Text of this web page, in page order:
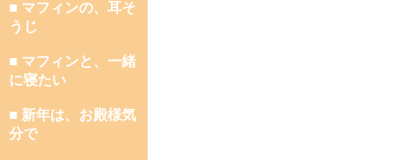
■ マフィンの、耳そ
うじ
■ マフィンと、一緒
に寝たい
■ 新年は、お殿様気
分で